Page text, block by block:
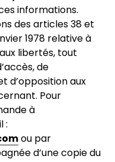
informations.
des articles 38 et
1978 relative à
libertés, tout
de
d’opposition aux
Pour
à
:
ou par
d’une copie du